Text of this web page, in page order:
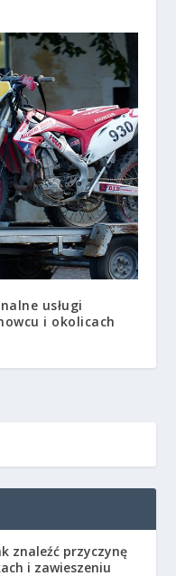
usługi
i okolicach
znaleźć przyczynę
i zawieszeniu